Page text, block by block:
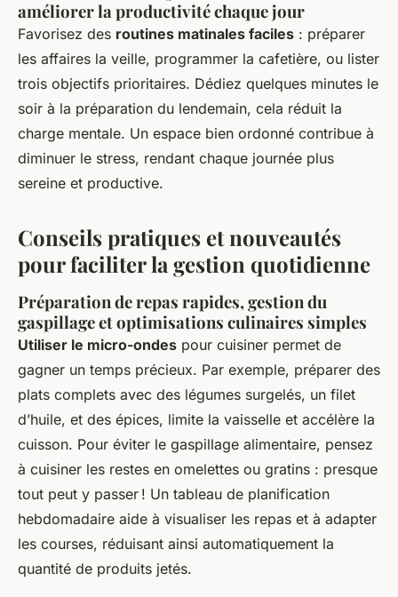
améliorer la productivité chaque jour
Favorisez des routines matinales faciles : préparer
les affaires la veille, programmer la cafetière, ou lister
trois objectifs prioritaires. Dédiez quelques minutes le
soir à la préparation du lendemain, cela réduit la
charge mentale. Un espace bien ordonné contribue à
diminuer le stress, rendant chaque journée plus
sereine et productive.
Conseils pratiques et nouveautés
pour faciliter la gestion quotidienne
Préparation de repas rapides, gestion du
gaspillage et optimisations culinaires simples
Utiliser le micro-ondes pour cuisiner permet de
gagner un temps précieux. Par exemple, préparer des
plats complets avec des légumes surgelés, un filet
d’huile, et des épices, limite la vaisselle et accélère la
cuisson. Pour éviter le gaspillage alimentaire, pensez
à cuisiner les restes en omelettes ou gratins : presque
tout peut y passer ! Un tableau de planification
hebdomadaire aide à visualiser les repas et à adapter
les courses, réduisant ainsi automatiquement la
quantité de produits jetés.